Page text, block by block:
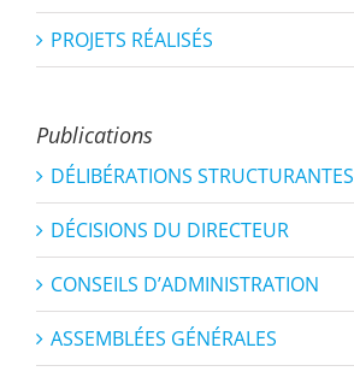
PROJETS RÉALISÉS
Publications
DÉLIBÉRATIONS STRUCTURANTES
DÉCISIONS DU DIRECTEUR
CONSEILS D’ADMINISTRATION
ASSEMBLÉES GÉNÉRALES